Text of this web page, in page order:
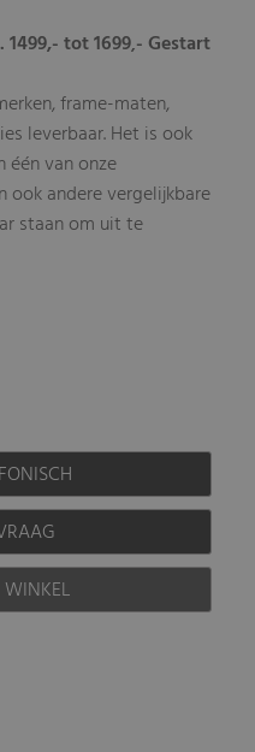
tot 1699,- Gestart
frame-maten,
leverbaar. Het is ook
één van onze
ook andere vergelijkbare
staan om uit te
WINKEL